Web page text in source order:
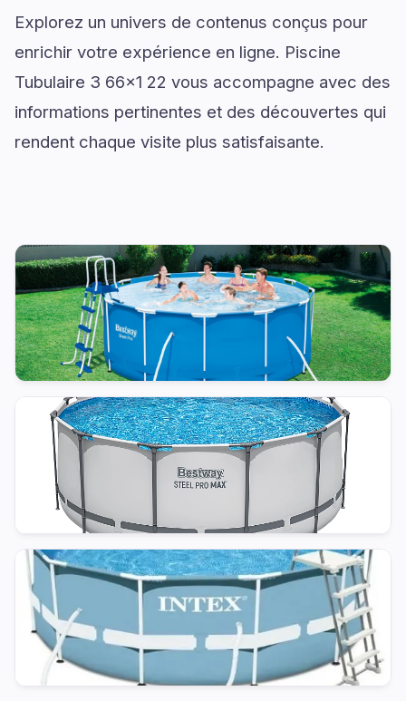
Explorez un univers de contenus conçus pour
enrichir votre expérience en ligne. Piscine
Tubulaire 3 66x1 22 vous accompagne avec des
informations pertinentes et des découvertes qui
rendent chaque visite plus satisfaisante.